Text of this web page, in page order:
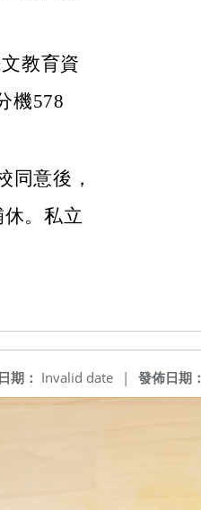
教育資
機578
同意後，
。私立
發佈日期：
期： Invalid date |